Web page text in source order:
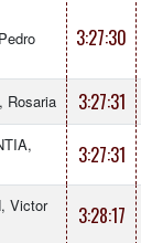
3:27:30
Rosaria 3:27:31
3:27:31
Victor
3:28:17